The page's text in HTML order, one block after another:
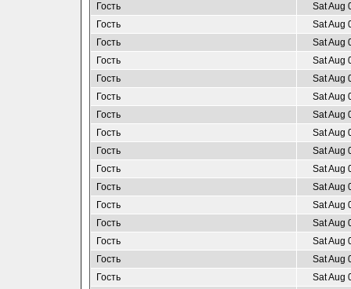
Гость
Sat Aug
Гость
Sat Aug
Гость
Sat Aug
Гость
Sat Aug
Гость
Sat Aug
Гость
Sat Aug
Гость
Sat Aug
Гость
Sat Aug
Гость
Sat Aug
Гость
Sat Aug
Гость
Sat Aug
Гость
Sat Aug
Гость
Sat Aug
Гость
Sat Aug
Гость
Sat Aug
Гость
Sat Aug